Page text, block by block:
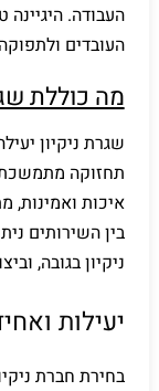
העבודה.
העובדים
מה כוללת
שגרת ניקיון
תחזוקה מתמשכת
איכות ואמינות,
בין השירותים
ניקיון בגובה,
יעילות
בחירת חברת